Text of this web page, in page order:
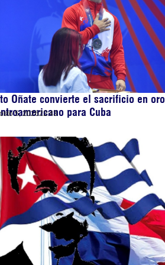
Oñate convierte el sacrificio en oro
para Cuba
5, 202622:43